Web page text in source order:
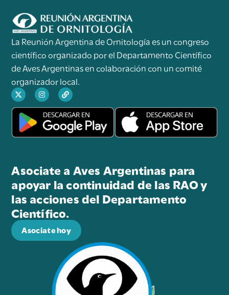
La Reunión Argentina de Ornitología es un congreso
científico organizado por el Departamento Científico
de Aves Argentinas en colaboración con un comité
organizador local.
Asociate a Aves Argentinas para
apoyar la continuidad de las RAO y
las acciones del Departamento
Científico.
Asociate hoy